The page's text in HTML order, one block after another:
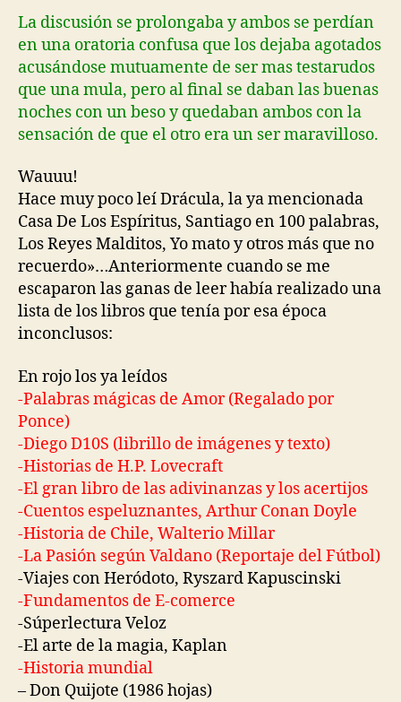
La discusión se prolongaba y ambos se perdían
en una oratoria confusa que los dejaba agotados
acusándose mutuamente de sermas testarudos
que una mula, pero al final se daban las buenas
noches con un beso y quedaban ambos con la
sensación de que el otro era un ser maravilloso.
Wauuu!
Hace muy poco leí Drácula, la ya mencionada
Casa De Los Espíritus, Santiago en 100 palabras,
Los Reyes Malditos, Yo mato y otros más que no
recuerdo»…Anteriormente cuando se me
escaparon las ganas de leer había realizado una
lista de los libros que tenía por esa época
inconclusos:
En rojo los ya leídos
-Palabras mágicas de Amor (Regalado por
Ponce)
-Diego D10S (librillo de imágenes y texto)
-Historias de H.P. Lovecraft
-El gran libro de las adivinanzas y los acertijos
-Cuentos espeluznantes, Arthur Conan Doyle
-Historia de Chile, Walterio Millar
-La Pasión según Valdano (Reportaje del Fútbol)
-Viajes con Heródoto, Ryszard Kapuscinski
-Fundamentos de E-comerce
-Súperlectura Veloz
-El arte de la magia, Kaplan
-Historia mundial
– Don Quijote (1986 hojas)